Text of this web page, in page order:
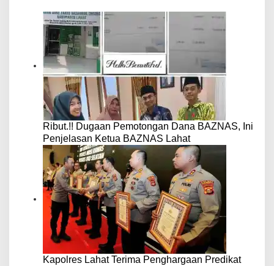
Ribut.!! Dugaan Pemotongan Dana BAZNAS, Ini
Penjelasan Ketua BAZNAS Lahat
Kapolres Lahat Terima Penghargaan Predikat